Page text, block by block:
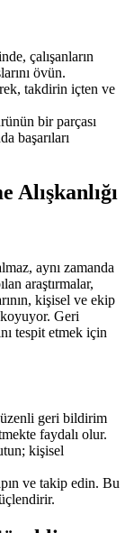
çalışanların
övün.
takdirin içten ve
bir parçası
başarıları
aynı zamanda
araştırmalar,
kişisel ve ekip
koyuyor. Geri
tespit etmek için
geri bildirim
faydalı olur.
kişisel
ve takip edin. Bu